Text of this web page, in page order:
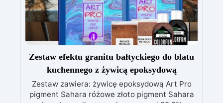
Zestaw efektu granitu bałtyckiego do blatu
kuchennego z żywicą epoksydową
Zestaw zawiera: żywicę epoksydową Art Pro
pigment Sahara różowe złoto pigment Sahara